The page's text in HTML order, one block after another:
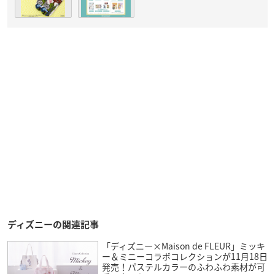
ディズニーの関連記事
「ディズニー×Maison de FLEUR」ミッキ
ー＆ミニーコラボコレクションが11月18日
発売！パステルカラーのふわふわ素材が可